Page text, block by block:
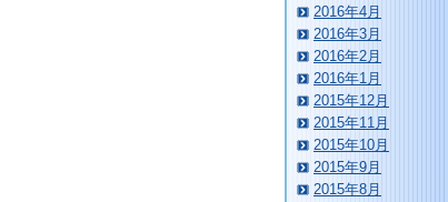
2016年4月
2016年3月
2016年2月
2016年1月
2015年12月
2015年11月
2015年10月
2015年9月
2015年8月